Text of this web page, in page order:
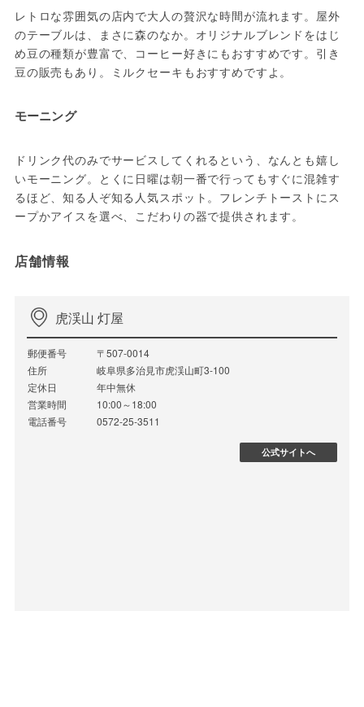
レトロな雰囲気の店内で大人の贅沢な時間が流れます。屋外
のテーブルは、まさに森のなか。オリジナルブレンドをはじ
め豆の種類が豊富で、コーヒー好きにもおすすめです。引き
豆の販売もあり。ミルクセーキもおすすめですよ。
モーニング
ドリンク代のみでサービスしてくれるという、なんとも嬉し
いモーニング。とくに日曜は朝一番で行ってもすぐに混雑す
るほど、知る人ぞ知る人気スポット。フレンチトーストにス
ープかアイスを選べ、こだわりの器で提供されます。
店舗情報
虎渓山 灯屋
郵便番号
〒507-0014
住所
岐阜県多治見市虎渓山町3-100
定休日
年中無休
営業時間
10:00～18:00
電話番号
0572-25-3511
公式サイトへ